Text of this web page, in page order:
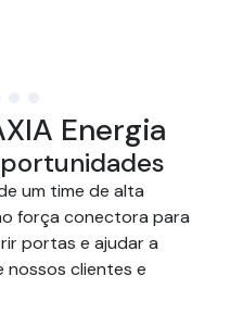
Energia
um time de alta
força conectora para
portas e ajudar a
nossos clientes e